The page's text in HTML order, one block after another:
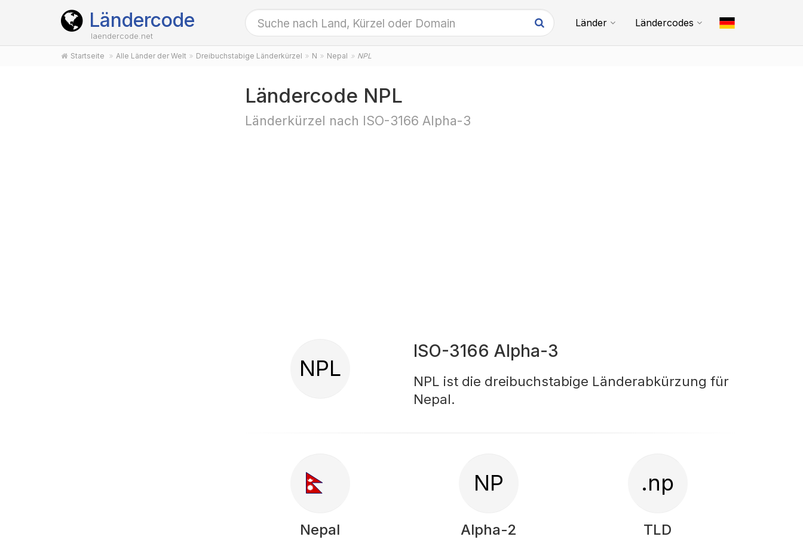
Ländercode
laendercode.net
Länder Ländercodes
Startseite Alle Länder der Welt Dreibuchstabige Länderkürzel N Nepal NPL
Ländercode NPL
Länderkürzel nach ISO-3166 Alpha-3
NPL
ISO-3166 Alpha-3
NPL ist die dreibuchstabige Länderabkürzung für
Nepal.
Nepal
NP
Alpha-2
.np
TLD